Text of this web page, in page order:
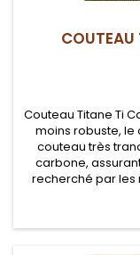
Couteau Titane Ti
moins robuste, le
couteau très
carbone,
recherché par les